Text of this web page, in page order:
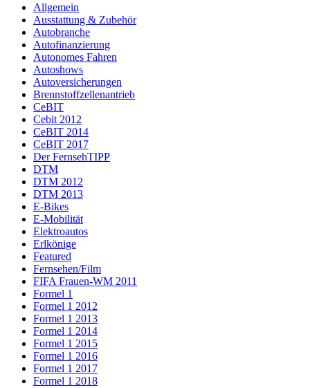
Allgemein
Ausstattung & Zubehör
Autobranche
Autofinanzierung
Autonomes Fahren
Autoshows
Autoversicherungen
Brennstoffzellenantrieb
CeBIT
Cebit 2012
CeBIT 2014
CeBIT 2017
Der FernsehTIPP
DTM
DTM 2012
DTM 2013
E-Bikes
E-Mobilität
Elektroautos
Erlkönige
Featured
Fernsehen/Film
FIFA Frauen-WM 2011
Formel 1
Formel 1 2012
Formel 1 2013
Formel 1 2014
Formel 1 2015
Formel 1 2016
Formel 1 2017
Formel 1 2018